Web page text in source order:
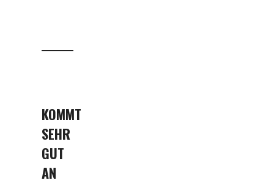
KOMMT
SEHR
GUT
AN